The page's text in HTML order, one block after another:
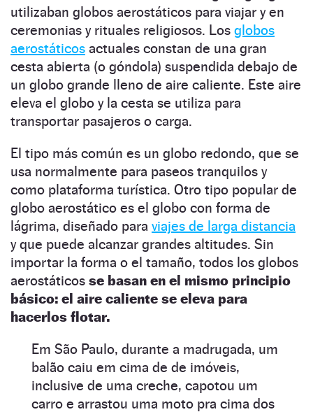
utilizaban globos aerostáticos para viajar y en
ceremonias y rituales religiosos. Los globos
aerostáticos actuales constan de una gran
cesta abierta (o góndola) suspendida debajo de
un globo grande lleno de aire caliente. Este aire
eleva el globo y la cesta se utiliza para
transportar pasajeros o carga.
El tipo más común es un globo redondo, que se
usa normalmente para paseos tranquilos y
como plataforma turística. Otro tipo popular de
globo aerostático es el globo con forma de
lágrima, diseñado para viajes de larga distancia
y que puede alcanzar grandes altitudes. Sin
importar la forma o el tamaño, todos los globos
aerostáticos se basan en el mismo principio
básico: el aire caliente se eleva para
hacerlos flotar.
Em São Paulo, durante a madrugada, um
balão caiu em cima de de imóveis,
inclusive de uma creche, capotou um
carro e arrastou uma moto pra cima dos